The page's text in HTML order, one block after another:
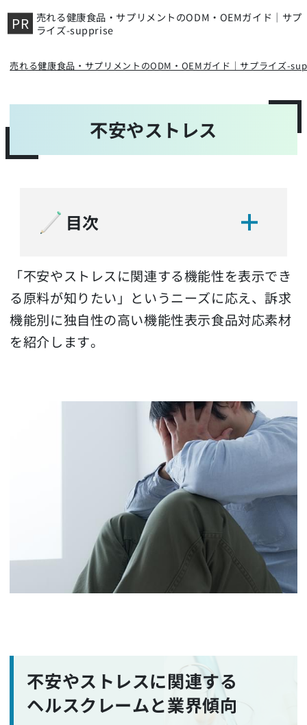
売れる健康食品・サプリメントのODM・OEMガイド｜サプ
ライズ-supprise
売れる健康食品・サプリメントのODM・OEMガイド｜サプライズ-
不安やストレス
目次
「不安やストレスに関連する機能性を表示でき
る原料が知りたい」というニーズに応え、訴求
機能別に独自性の高い機能性表示食品対応素材
を紹介します。
不安やストレスに関連する
ヘルスクレームと業界傾向